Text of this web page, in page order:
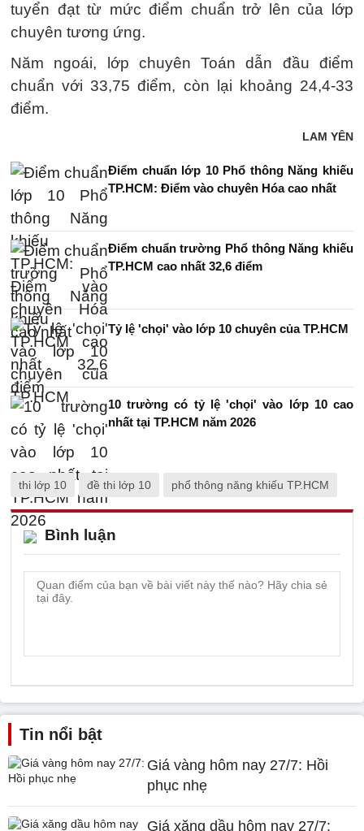
tuyển đạt từ mức điểm chuẩn trở lên của lớp
chuyên tương ứng.
Năm ngoái, lớp chuyên Toán dẫn đầu điểm
chuẩn với 33,75 điểm, còn lại khoảng 24,4-33
điểm.
LAM YÊN
Điểm chuẩn lớp 10 Phổ thông Năng khiếu
TP.HCM: Điểm vào chuyên Hóa cao nhất
Điểm chuẩn trường Phổ thông Năng khiếu
TP.HCM cao nhất 32,6 điểm
Tỷ lệ 'chọi' vào lớp 10 chuyên của TP.HCM
10 trường có tỷ lệ 'chọi' vào lớp 10 cao
nhất tại TP.HCM năm 2026
thi lớp 10 đề thi lớp 10 phổ thông năng khiếu TP.HCM
Bình luận
Tin nổi bật
Giá vàng hôm nay 27/7: Hồi
phục nhẹ
Giá xăng dầu hôm nay 27/7: